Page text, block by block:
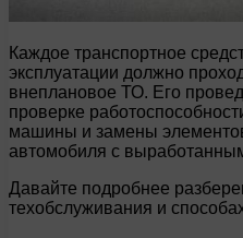
Каждое транспортное
эксплуатации должно
внеплановое ТО. Его
проверке
машины и замены
автомобиля с
Давайте подробнее
техобслуживания и